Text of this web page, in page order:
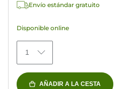
Envío estándar gratuito
Disponible online
1
AÑADIR A LA CESTA